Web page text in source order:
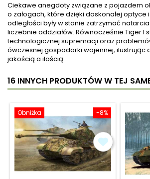
Ciekawe anegdoty związane z pojazdem
o załogach, które dzięki doskonałej optyce
odległości były w stanie zatrzymać
liczebnie oddziałów. Równocześnie Tiger I
technologicznej supremacji oraz
ówczesnej gospodarki wojennej, ilustrując
jakością a ilością.
16 INNYCH PRODUKTÓW W TEJ
-8%
Obniżka